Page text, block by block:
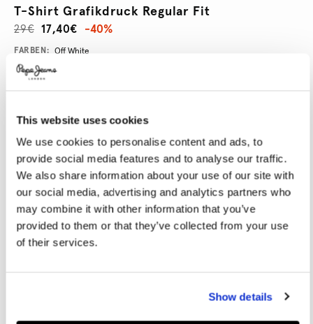
This website uses cookies
We use cookies to personalise content and ads, to
provide social media features and to analyse our traffic.
We also share information about your use of our site with
our social media, advertising and analytics partners who
may combine it with other information that you’ve
provided to them or that they’ve collected from your use
of their services.
Show details
T-Shirt Grafikdruck Regular Fit
17,40€
29€ -40%
Promotions
Variations
FARBEN: Off White
GRÖßE AUSWÄHLEN:
XS S M L XL
Model trägt: M Größe des Models: 1.86 m
Größentabelle